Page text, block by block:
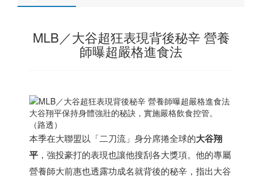
MLB／大谷超狂表現背後秘辛 營養
師曝超嚴格進食法
大谷翔平保持身體強壯的秘訣，實施嚴格飲食控管。
（路透）
本季在大聯盟以「二刀流」身分席捲全球的大谷翔
平 ，強投豪打的表現也讓他搜刮各大獎項。他的專屬
營養師大前惠也透露功成名就背後的秘辛，指出大谷